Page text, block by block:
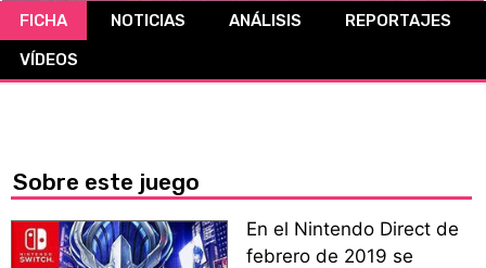
CÓMICS
FICHA NOTICIAS ANÁLISIS
REPORTAJES
VÍDEOS
Sobre este juego
En el Nintendo Direct de
febrero de 2019 se